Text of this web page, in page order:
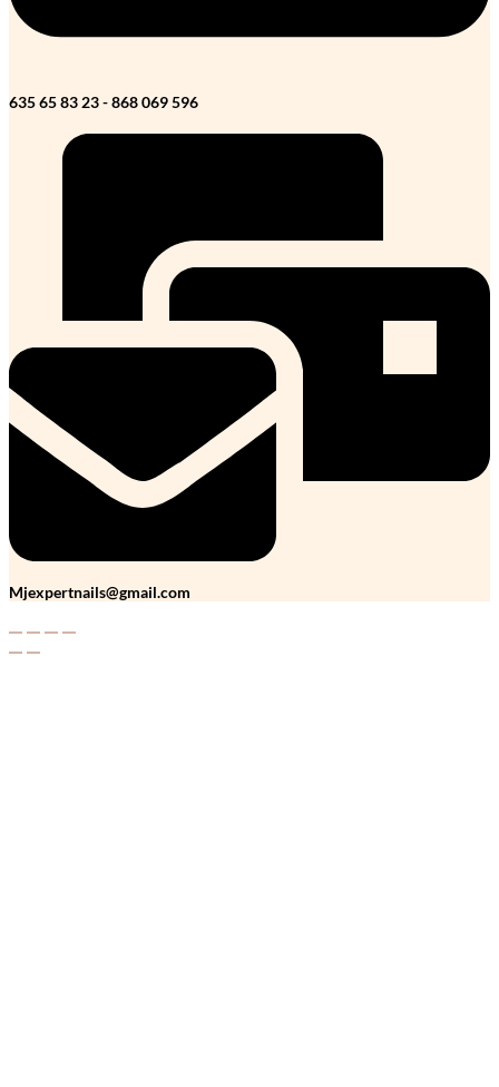
635 65 83 23 - 868 069 596
Mjexpertnails@gmail.com